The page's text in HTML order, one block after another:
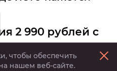
2 990 рублей с
чтобы обеспечить
нашем веб-сайте.